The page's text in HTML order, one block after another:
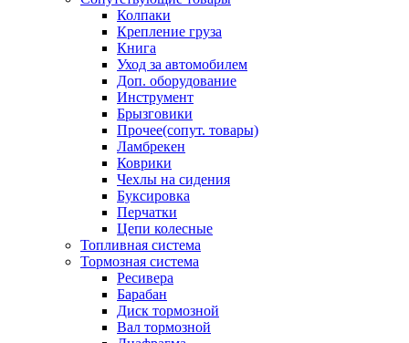
Колпаки
Крепление груза
Книга
Уход за автомобилем
Доп. оборудование
Инструмент
Брызговики
Прочее(сопут. товары)
Ламбрекен
Коврики
Чехлы на сидения
Буксировка
Перчатки
Цепи колесные
Топливная система
Тормозная система
Ресивера
Барабан
Диск тормозной
Вал тормозной